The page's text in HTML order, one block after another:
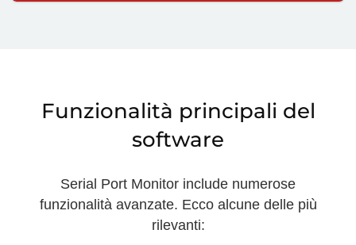
Funzionalità principali del
software
Serial Port Monitor include numerose
funzionalità avanzate. Ecco alcune delle più
rilevanti: